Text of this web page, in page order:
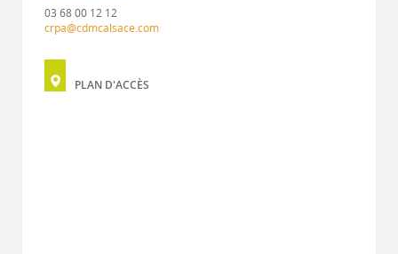
03 68 00 12 12
crpa@cdmcalsace.com
PLAN D'ACCÈS